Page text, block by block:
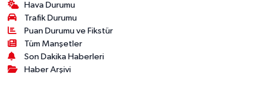
Hava Durumu
Trafik Durumu
Puan Durumu ve Fikstür
Tüm Manşetler
Son Dakika Haberleri
Haber Arşivi